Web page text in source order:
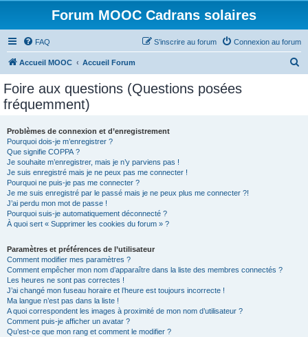
Forum MOOC Cadrans solaires
FAQ Connexion au forum
S’inscrire au forum
Accueil MOOC Accueil Forum
Foire aux questions (Questions posées
fréquemment)
Problèmes de connexion et d’enregistrement
Pourquoi dois-je m’enregistrer ?
Que signifie COPPA ?
Je souhaite m’enregistrer, mais je n’y parviens pas !
Je suis enregistré mais je ne peux pas me connecter !
Pourquoi ne puis-je pas me connecter ?
Je me suis enregistré par le passé mais je ne peux plus me connecter ?!
J’ai perdu mon mot de passe !
Pourquoi suis-je automatiquement déconnecté ?
À quoi sert « Supprimer les cookies du forum » ?
Paramètres et préférences de l’utilisateur
Comment modifier mes paramètres ?
Comment empêcher mon nom d’apparaître dans la liste des membres connectés ?
Les heures ne sont pas correctes !
J’ai changé mon fuseau horaire et l’heure est toujours incorrecte !
Ma langue n’est pas dans la liste !
A quoi correspondent les images à proximité de mon nom d’utilisateur ?
Comment puis-je afficher un avatar ?
Qu’est-ce que mon rang et comment le modifier ?